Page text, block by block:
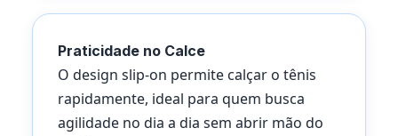
Praticidade no Calce
O design slip-on permite calçar o tênis
rapidamente, ideal para quem busca
agilidade no dia a dia sem abrir mão do